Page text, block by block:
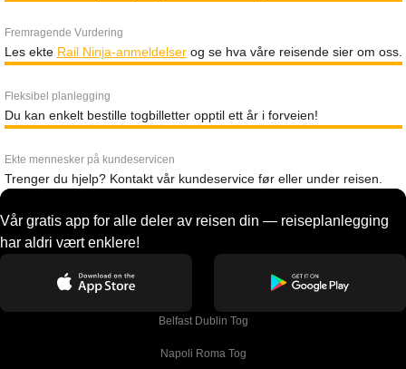
Fremragende Vurdering
Les ekte Rail Ninja-anmeldelserog se hva våre reisende sier om oss.
Fleksibel planlegging
Du kan enkelt bestille togbilletter opptil ett år i forveien!
Ekte mennesker på kundeservicen
Trenger du hjelp? Kontakt vår kundeservice før eller under reisen.
Vår gratis app for alle deler av reisen din — reiseplanlegging
har aldri vært enklere!
Belfast Dublin Tog
Napoli Roma Tog